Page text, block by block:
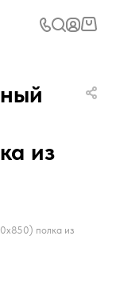
из
полка из